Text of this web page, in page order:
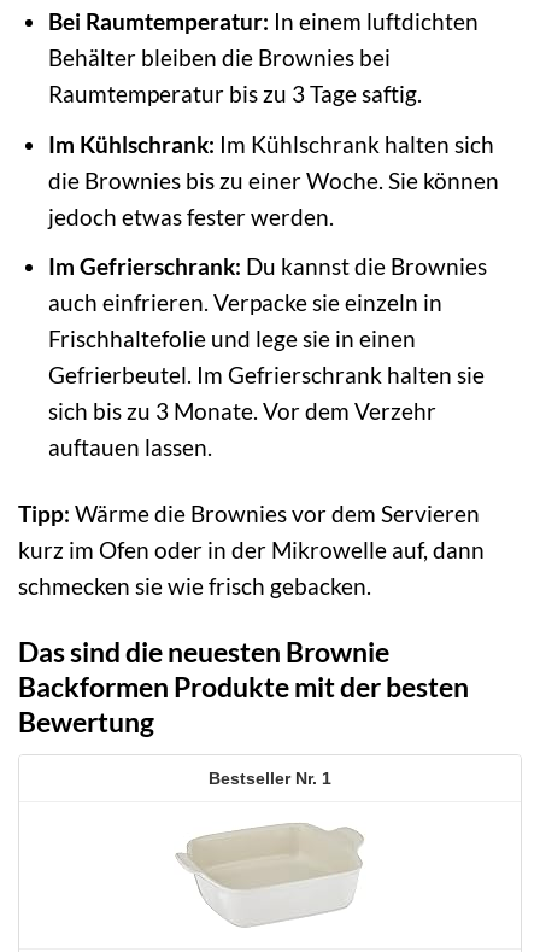
Bei Raumtemperatur: In einem luftdichten
Behälter bleiben die Brownies bei
Raumtemperatur bis zu 3 Tage saftig.
Im Kühlschrank: Im Kühlschrank halten sich
die Brownies bis zu einer Woche. Sie können
jedoch etwas fester werden.
Im Gefrierschrank: Du kannst die Brownies
auch einfrieren. Verpacke sie einzeln in
Frischhaltefolie und lege sie in einen
Gefrierbeutel. Im Gefrierschrank halten sie
sich bis zu 3 Monate. Vor dem Verzehr
auftauen lassen.
Tipp: Wärme die Brownies vor dem Servieren
kurz im Ofen oder in der Mikrowelle auf, dann
schmecken sie wie frisch gebacken.
Das sind die neuesten Brownie
Backformen Produkte mit der besten
Bewertung
1